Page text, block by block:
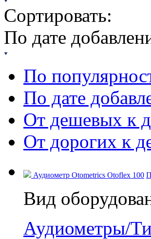
Сортировать:
По дате
По
По дате
От дешевых к
От дорогих к
Аудиометр Otometrics Otoflex 100
Вид
Аудиометры/